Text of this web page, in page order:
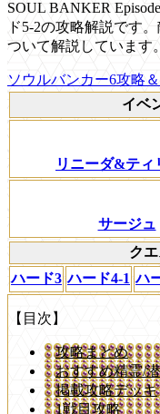
SOUL BANKER
ド5-2の攻略解説です
ついて解説しています。
ソウルバンカー6攻略
イベ
リニーダ&ティ
サージュ
ク
ハード3 ハード4-1 ハ
【目次】
攻略まとめ
おすすめ精霊/
掲載攻略デッキ
1戦目攻略